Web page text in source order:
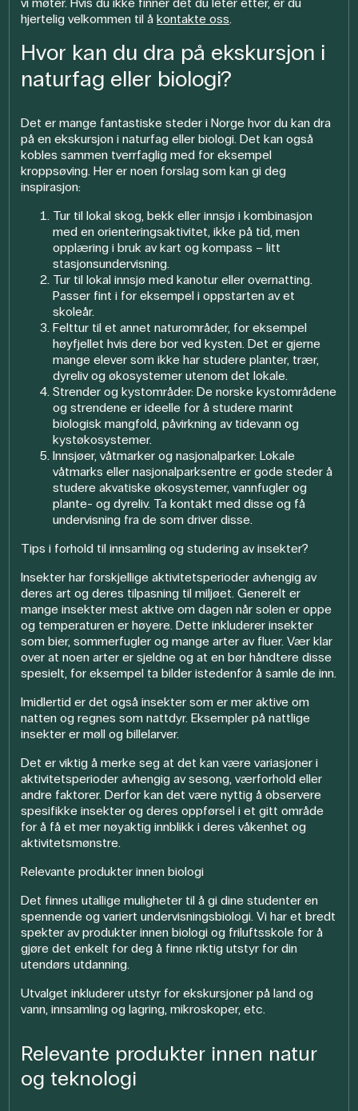
vi møter. Hvis du ikke finner det du leter etter, er du
hjertelig velkommen til åkontakte oss.
Hvor kan du dra på ekskursjon i
naturfag eller biologi?
Det er mange fantastiske steder i Norge hvor du kan dra
på en ekskursjon i naturfag eller biologi. Det kan også
kobles sammen tverrfaglig med for eksempel
kroppsøving. Her er noen forslag som kan gi deg
inspirasjon:
Tur til lokal skog, bekk eller innsjø i kombinasjon
med en orienteringsaktivitet, ikke på tid, men
opplæring i bruk av kart og kompass – litt
stasjonsundervisning.
Tur til lokal innsjø med kanotur eller overnatting.
Passer fint i for eksempel i oppstarten av et
skoleår.
Felttur til et annet naturområder, for eksempel
høyfjellet hvis dere bor ved kysten.Det er gjerne
mange elever som ikke har studere planter, trær,
dyreliv og økosystemer utenom det lokale.
Strender og kystområder: De norske kystområdene
og strendene er ideelle for å studere marint
biologisk mangfold, påvirkning av tidevann og
kystøkosystemer.
Innsjøer, våtmarker og nasjonalparker: Lokale
våtmarks eller nasjonalparksentre er gode steder å
studere akvatiske økosystemer, vannfugler og
plante- og dyreliv. Ta kontakt med disse og få
undervisning fra de som driver disse.
Tips i forhold til innsamling og studering av insekter?
Insekter har forskjellige aktivitetsperioder avhengig av
deres art og deres tilpasning til miljøet. Generelt er
mange insekter mest aktive om dagen når solen er oppe
og temperaturen er høyere. Dette inkluderer insekter
som bier, sommerfugler og mange arter av fluer. Vær klar
over at noen arter er sjeldne og at en bør håndtere disse
spesielt, for eksempel ta bilder istedenfor å samle de inn.
Imidlertid er det også insekter som er mer aktive om
natten og regnes som nattdyr. Eksempler på nattlige
insekter er møll og billelarver.
Det er viktig å merke seg at det kan være variasjoner i
aktivitetsperioder avhengig av sesong, værforhold eller
andre faktorer. Derfor kan det være nyttig å observere
spesifikke insekter og deres oppførsel i et gitt område
for å få et mer nøyaktig innblikk i deres våkenhet og
aktivitetsmønstre.
Relevante produkter innen biologi
Det finnes utallige muligheter til å gi dine studenter en
spennende og variert undervisningsbiologi. Vi har et bredt
spekter av produkter innen biologi og friluftsskole for å
gjøre det enkelt for deg å finne riktig utstyr for din
utendørs utdanning.
Utvalget inkluderer utstyr for ekskursjoner på land og
vann, innsamling og lagring, mikroskoper, etc.
Relevante produkter innen natur
og teknologi